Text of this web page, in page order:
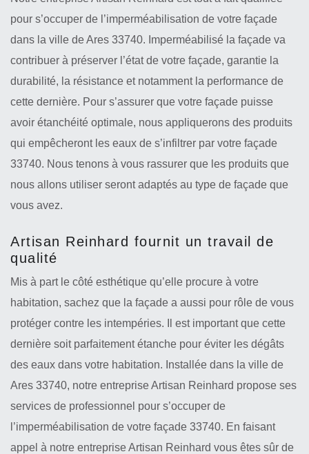
pour s’occuper de l’imperméabilisation de votre façade
dans la ville de Ares 33740. Imperméabilisé la façade va
contribuer à préserver l’état de votre façade, garantie la
durabilité, la résistance et notamment la performance de
cette dernière. Pour s’assurer que votre façade puisse
avoir étanchéité optimale, nous appliquerons des produits
qui empêcheront les eaux de s’infiltrer par votre façade
33740. Nous tenons à vous rassurer que les produits que
nous allons utiliser seront adaptés au type de façade que
vous avez.
Artisan Reinhard fournit un travail de
qualité
Mis à part le côté esthétique qu’elle procure à votre
habitation, sachez que la façade a aussi pour rôle de vous
protéger contre les intempéries. Il est important que cette
dernière soit parfaitement étanche pour éviter les dégâts
des eaux dans votre habitation. Installée dans la ville de
Ares 33740, notre entreprise Artisan Reinhard propose ses
services de professionnel pour s’occuper de
l’imperméabilisation de votre façade 33740. En faisant
appel à notre entreprise Artisan Reinhard vous êtes sûr de